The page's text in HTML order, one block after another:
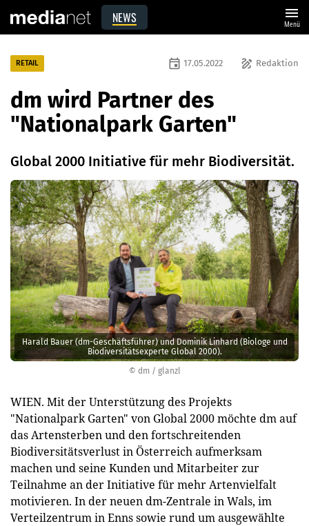
NEWS menu
Menü
© dm / glanzl
Harald Bauer (dm-Geschäftsführer) und Dominik Linhard (Biologe und
Biodiversitätsexperte Global 2000).
RETAIL draw Redaktion
event 17.05.2022
dm wird Partner des
"Nationalpark Garten"
Global 2000 Initiative für mehr Biodiversität.
WIEN. Mit der Unterstützung des Projekts
"Nationalpark Garten" von Global 2000 möchte dm auf
das Artensterben und den fortschreitenden
Biodiversitätsverlust in Österreich aufmerksam
machen und seine Kunden und Mitarbeiter zur
Teilnahme an der Initiative für mehr Artenvielfalt
motivieren. In der neuen dm-Zentrale in Wals, im
Verteilzentrum in Enns sowie rund um ausgewählte